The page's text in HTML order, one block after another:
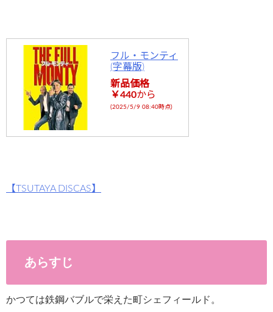
content/plu
gins/sns-
count-
count-
フル・モンティ
(字幕版)
新品価格
￥440から
(2025/5/9 08:40時点)
【TSUTAYA DISCAS】
あらすじ
かつては鉄鋼バブルで栄えた町シェフィールド。